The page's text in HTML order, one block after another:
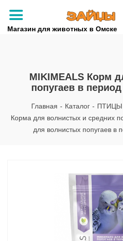
Магазин для животных в Омске
+7
MIKIMEALS Корм
попугаев в
Главная - Каталог - ПТИЦЫ
Корма для волнистых и средних
для волнистых попугаев в